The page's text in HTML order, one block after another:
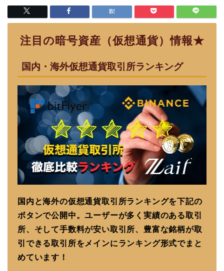
注目の暗号資産（仮想通貨）情報★
国内・海外仮想通貨取引所ランキング
国内と海外の仮想通貨取引所ランキングを下記の
ボタンで公開中。ユーザーが多く実績のある取引
所、そして手数料が安い取引所、豊富な銘柄が取
引できる取引所をメインにランキング形式でまと
めています！